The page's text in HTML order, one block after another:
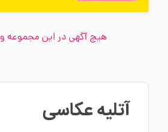
هیچ آگهی در این مجموعه
آتلیه عکاسی